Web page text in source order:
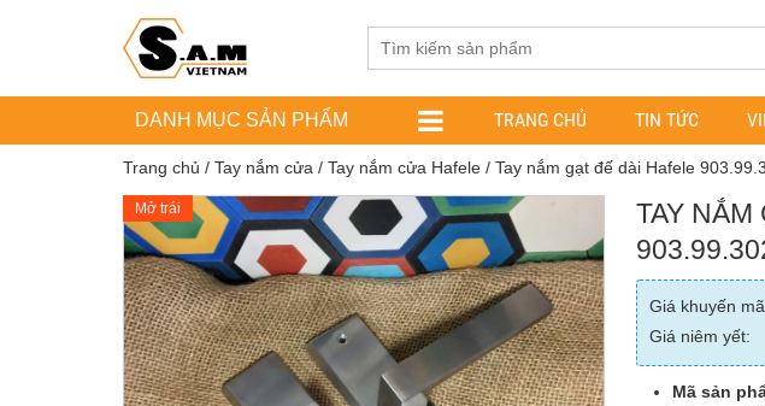
DANH MỤC SẢN PHẨM TRANG CHỦ TIN TỨC
Trang chủ / Tay nắm cửa / Tay nắm cửa Hafele / Tay nắm gạt đế dài Hafele
Mở trái
TAY
Giá khuyến
Giá niêm yết:
Mã sản